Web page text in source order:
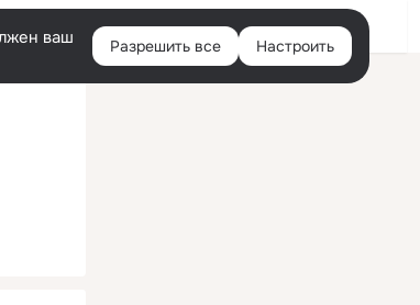
Войти
ваш
Разрешить все Настроить